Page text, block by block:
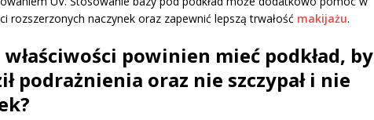
rozszerzonych naczynek oraz zapewnić lepszą trwałość makijażu.
powinien mieć podkład, by
podrażnienia oraz nie szczypał i nie